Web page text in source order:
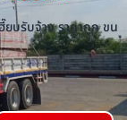
ยบรับจ้าง ราคาถูก ขน